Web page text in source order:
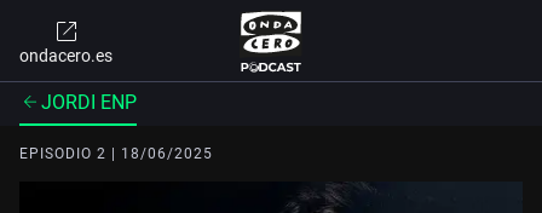
ondacero.es
JORDI ENP
EPISODIO 2 | 18/06/2025